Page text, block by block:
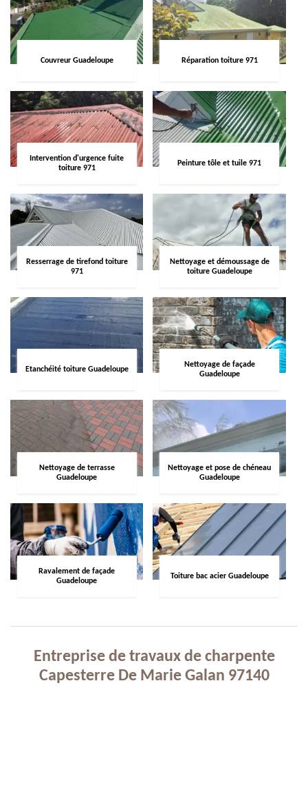
Couvreur Guadeloupe Réparation toiture 971
Intervention d'urgence fuite
toiture 971
Peinture tôle et tuile 971
Resserrage de tirefond toiture
971
Nettoyage et démoussage de
toiture Guadeloupe
Etanchéité toiture Guadeloupe
Nettoyage de façade
Guadeloupe
Nettoyage de terrasse
Guadeloupe
Nettoyage et pose de chéneau
Guadeloupe
Ravalement de façade
Guadeloupe
Toiture bac acier Guadeloupe
Entreprise de travaux de charpente
Capesterre De Marie Galan 97140